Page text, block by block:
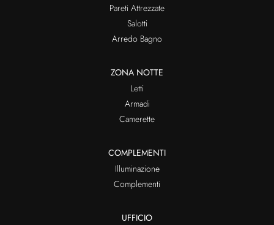
Pareti Attrezzate
Salotti
Arredo Bagno
ZONA NOTTE
Letti
Armadi
Camerette
COMPLEMENTI
Illuminazione
Complementi
UFFICIO